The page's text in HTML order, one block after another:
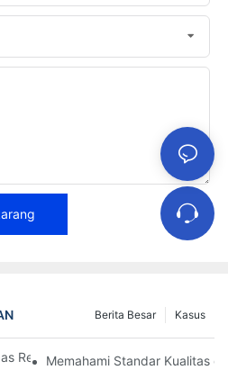
Kasus
Berita Besar
Rem yang Andal untuk Bisnis Anda
Memahami Standar Kualitas